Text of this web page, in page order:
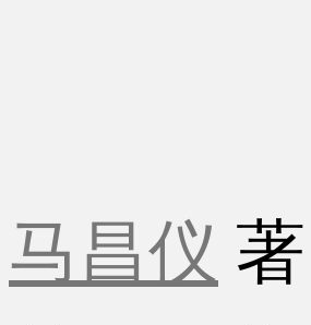
马昌仪 著